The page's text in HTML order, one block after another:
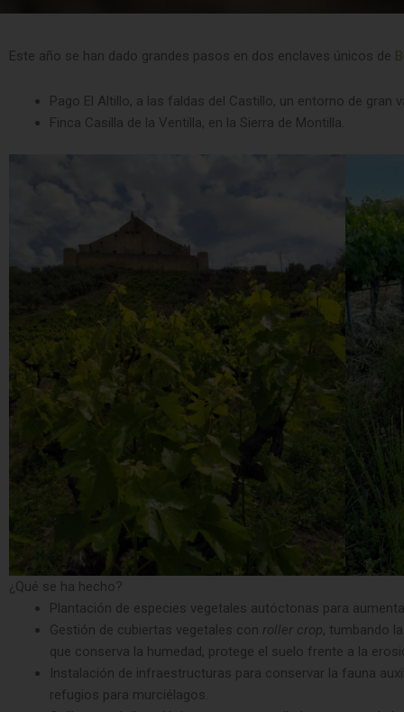
Este año se han dado grandes pasos en dos enclaves únicos de
Pago El Altillo, a las faldas del Castillo, un entorno de gran
Finca Casilla de la Ventilla, en la Sierra de Montilla.
¿Qué se ha hecho?
Plantación de especies vegetales autóctonas para
Gestión de cubiertas vegetales con roller crop, tumbando
que conserva la humedad, protege el suelo frente a la
Instalación de infraestructuras para conservar la fauna
refugios para murciélagos.